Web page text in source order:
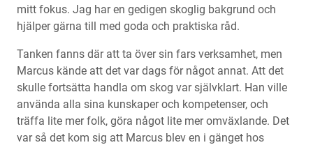
mitt fokus. Jag har en gedigen skoglig bakgrund och
hjälper gärna till med goda och praktiska råd.
Tanken fanns där att ta över sin fars verksamhet, men
Marcus kände att det var dags för något annat. Att det
skulle fortsätta handla om skog var självklart. Han ville
använda alla sina kunskaper och kompetenser, och
träffa lite mer folk, göra något lite mer omväxlande. Det
var så det kom sig att Marcus blev en i gänget hos